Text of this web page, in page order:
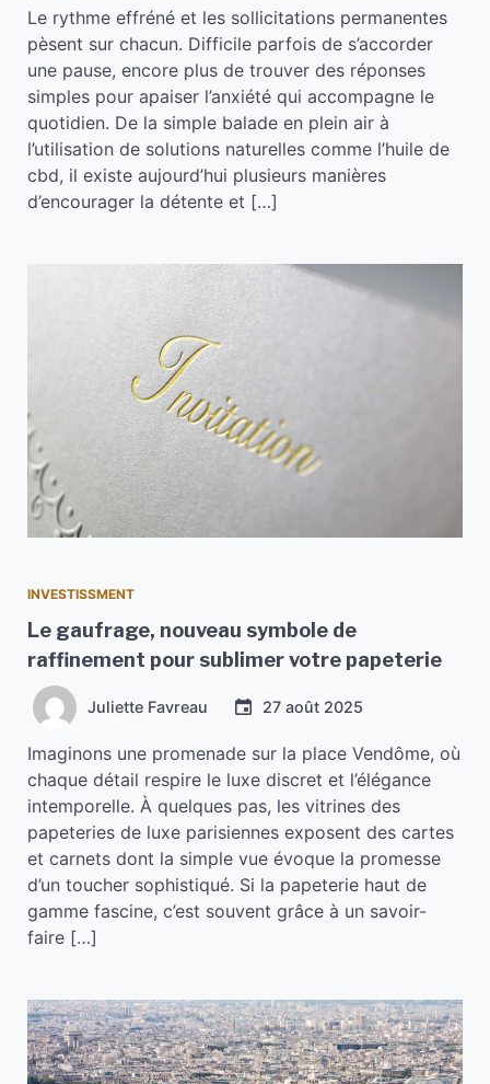
Le rythme effréné et les sollicitations permanentes
pèsent sur chacun. Difficile parfois de s’accorder
une pause, encore plus de trouver des réponses
simples pour apaiser l’anxiété qui accompagne le
quotidien. De la simple balade en plein air à
l’utilisation de solutions naturelles comme l’huile de
cbd, il existe aujourd’hui plusieurs manières
d’encourager la détente et […]
INVESTISSMENT
Le gaufrage, nouveau symbole de
raffinement pour sublimer votre papeterie
Juliette Favreau 27 août 2025
Imaginons une promenade sur la place Vendôme, où
chaque détail respire le luxe discret et l’élégance
intemporelle. À quelques pas, les vitrines des
papeteries de luxe parisiennes exposent des cartes
et carnets dont la simple vue évoque la promesse
d’un toucher sophistiqué. Si la papeterie haut de
gamme fascine, c’est souvent grâce à un savoir-
faire […]